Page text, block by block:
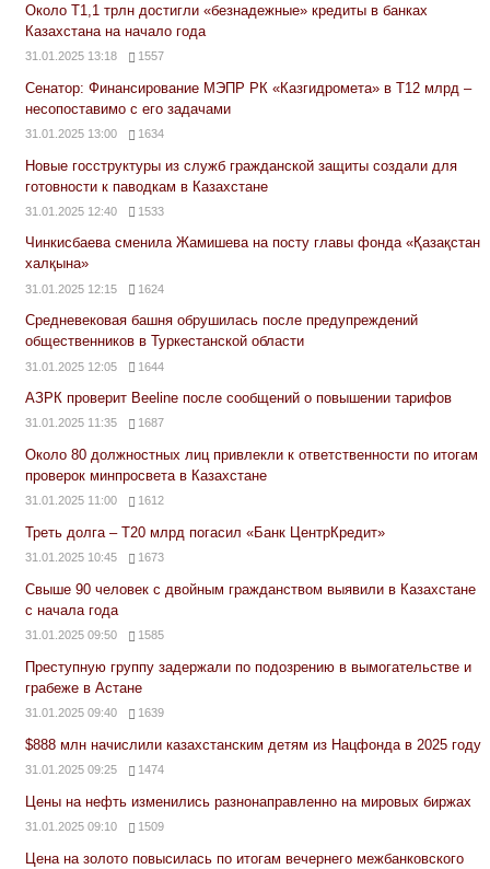
Около Т1,1 трлн достигли «безнадежные» кредиты в банках
Казахстана на начало года
31.01.2025 13:18 1557
Сенатор: Финансирование МЭПР РК «Казгидромета» в Т12 млрд –
несопоставимо с его задачами
31.01.2025 13:00 1634
Новые госструктуры из служб гражданской защиты создали для
готовности к паводкам в Казахстане
31.01.2025 12:40 1533
Чинкисбаева сменила Жамишева на посту главы фонда «Қазақстан
халқына»
31.01.2025 12:15 1624
Средневековая башня обрушилась после предупреждений
общественников в Туркестанской области
31.01.2025 12:05 1644
АЗРК проверит Beeline после сообщений о повышении тарифов
31.01.2025 11:35 1687
Около 80 должностных лиц привлекли к ответственности по итогам
проверок минпросвета в Казахстане
31.01.2025 11:00 1612
Треть долга – Т20 млрд погасил «Банк ЦентрКредит»
31.01.2025 10:45 1673
Свыше 90 человек с двойным гражданством выявили в Казахстане
с начала года
31.01.2025 09:50 1585
Преступную группу задержали по подозрению в вымогательстве и
грабеже в Астане
31.01.2025 09:40 1639
$888 млн начислили казахстанским детям из Нацфонда в 2025 году
31.01.2025 09:25 1474
Цены на нефть изменились разнонаправленно на мировых биржах
31.01.2025 09:10 1509
Цена на золото повысилась по итогам вечернего межбанковского